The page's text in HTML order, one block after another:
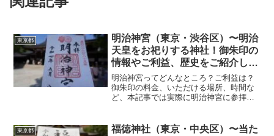
東京都
明治神宮（東京・渋谷区）〜明治
天皇をお祀りする神社！御朱印の
情報やご利益、歴史をご紹介しま
す！〜
明治神宮ってどんなところ？ご利益は？
御朱印の料金、いただける場所、時間な
ど、本記事では実際に明治神宮に参拝し
神宮は、明治天皇と昭憲皇太后をおまつ
東京都
福徳神社（東京・中央区）〜当た